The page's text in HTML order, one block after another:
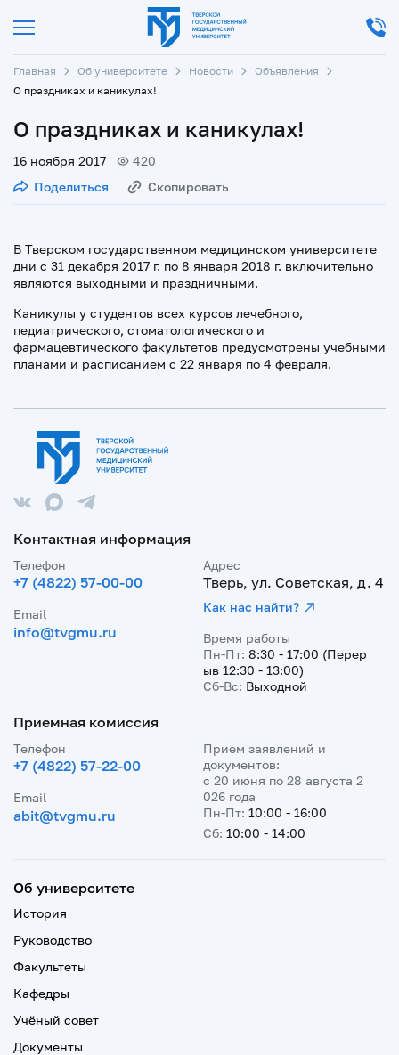
Главная Об университете Новости
Объявления
О праздниках и каникулах!
О праздниках и каникулах!
16 ноября 2017
420
Поделиться
Скопировать
В Тверском государственном медицинском университете
дни с 31 декабря 2017 г. по 8 января 2018 г. включительно
являются выходными и праздничными.
Каникулы у студентов всех курсов лечебного,
педиатрического, стоматологического и
фармацевтического факультетов предусмотрены учебными
планами и расписанием с 22 января по 4 февраля.
Контактная информация
Телефон
+7 (4822) 57-00-00
Email
info@tvgmu.ru
Адрес
Тверь, ул. Советская, д. 4
Как нас найти?
Время работы
Пн-Пт: 8:30 - 17:00 (Перер
ыв 12:30 - 13:00)
Сб-Вс: Выходной
Приемная комиссия
Телефон
+7 (4822) 57-22-00
Email
abit@tvgmu.ru
Прием заявлений и
документов:
с 20 июня по 28 августа 2
026 года
Пн-Пт: 10:00 - 16:00
Сб: 10:00 - 14:00
Об университете
История
Руководство
Факультеты
Кафедры
Учёный совет
Документы